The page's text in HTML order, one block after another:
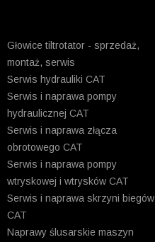
Głowice tiltrotator - sprzedaż,
montaż, serwis
Serwis hydrauliki CAT
Serwis i naprawa pompy
hydraulicznej CAT
Serwis i naprawa złącza
obrotowego CAT
Serwis i naprawa pompy
wtryskowej i wtrysków CAT
Serwis i naprawa skrzyni biegów
CAT
Naprawy ślusarskie maszyn